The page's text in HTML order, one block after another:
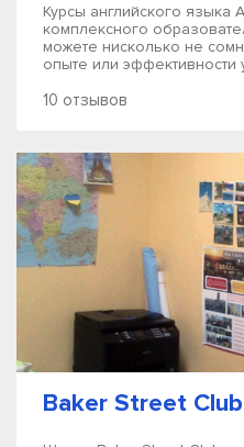
Курсы английского языка
комплексного
можете нисколько не
опыте или эффективности
10 отзывов
Baker Street